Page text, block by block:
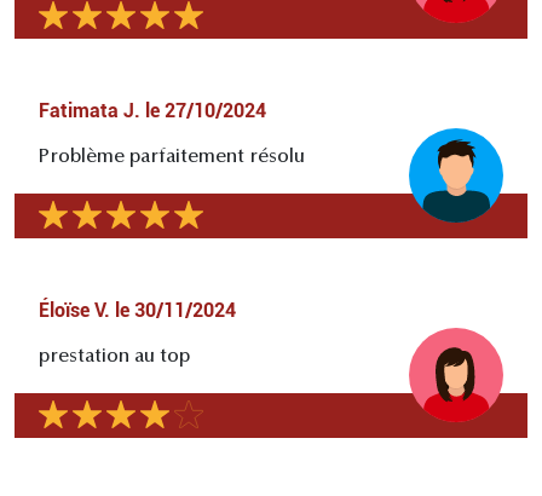
Fatimata J. le 27/10/2024
Problème parfaitement résolu
Éloïse V. le 30/11/2024
prestation au top